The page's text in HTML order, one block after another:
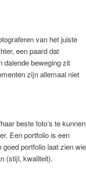
van het juiste
een paard dat
dalende beweging zit
zijn allemaal niet
beste foto’s te kunnen
Een portfolio is een
portfolio laat zien wie
(stijl, kwaliteit).